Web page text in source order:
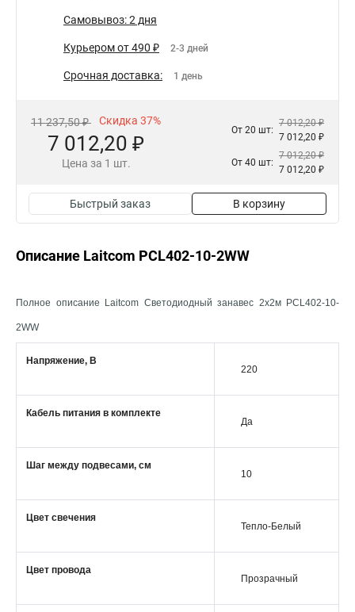
Самовывоз: 2 дня
Курьером от 490 ₽ 2-3 дней
Срочная доставка: 1 день
11 237,50 ₽ Скидка 37%
7 012,20 ₽
Цена за 1 шт.
От 20 шт:
7 012,20 ₽
7 012,20 ₽
От 40 шт:
7 012,20 ₽
7 012,20 ₽
Быстрый заказ В корзину
Описание Laitcom PCL402-10-2WW
Полное описание Laitcom Светодиодный занавес 2x2м PCL402-10-
2WW
Напряжение, В
220
Кабель питания в комплекте
Да
Шаг между подвесами, см
10
Цвет свечения
Тепло-Белый
Цвет провода
Прозрачный